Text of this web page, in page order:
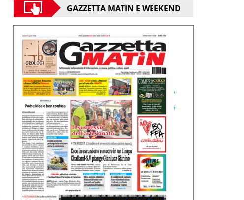
GAZZETTA MATIN E WEEKEND